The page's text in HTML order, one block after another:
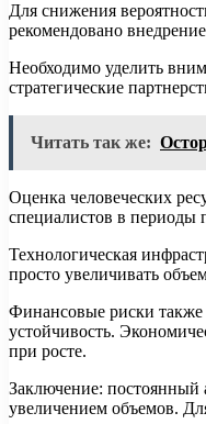
Для снижения
рекомендовано
Необходимо уделить
стратегические
Читать так же:
Оценка человеческих
специалистов в периоды
Технологическая
просто увеличивать
Финансовые риски также
устойчивость.
при росте.
Заключение: постоянный
увеличением объемов.